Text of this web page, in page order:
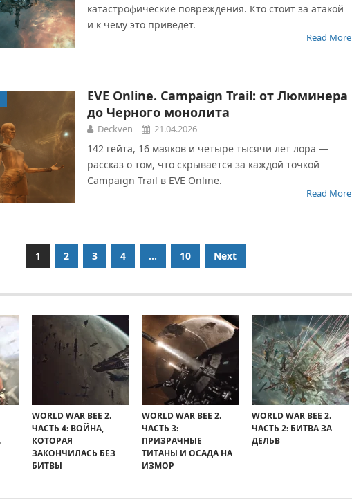
катастрофические повреждения. Кто стоит за атакой
и к чему это приведёт.
Read More
EVE Online. Campaign Trail: от Люминера
до Черного монолита
Deckven 21.04.2026
142 гейта, 16 маяков и четыре тысячи лет лора —
рассказ о том, что скрывается за каждой точкой
Campaign Trail в EVE Online.
Read More
1 2 3 4 … 10 Next
WORLD WAR BEE 2.
ЧАСТЬ 4: ВОЙНА,
КОТОРАЯ
ЗАКОНЧИЛАСЬ БЕЗ
БИТВЫ
WORLD WAR BEE 2.
ЧАСТЬ 3:
ПРИЗРАЧНЫЕ
ТИТАНЫ И ОСАДА НА
ИЗМОР
WORLD WAR BEE 2.
ЧАСТЬ 2: БИТВА ЗА
ДЕЛЬВ